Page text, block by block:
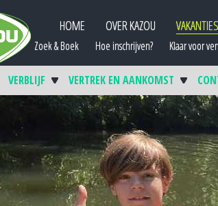
HOME OVER KAZOU VAKANTIES
Zoek & Boek Hoe inschrijven? Klaar voor
VERBLIJF VERTREK EN AANKOMST